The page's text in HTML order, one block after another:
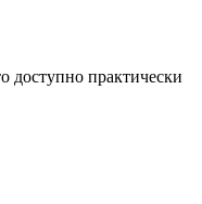
доступно практически